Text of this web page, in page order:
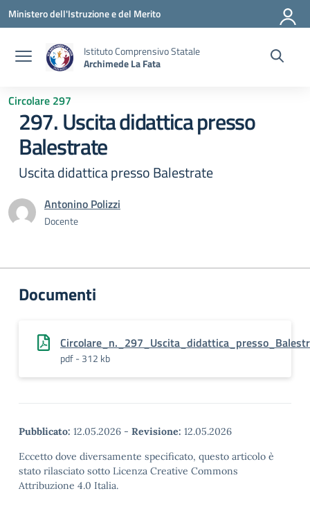
Vai ai contenuti
Vai al menu di navigazione
Vai al footer
Ministero dell'Istruzione e del Merito
Istituto Comprensivo Statale
Archimede La Fata
Circolare 297
297. Uscita didattica presso
Balestrate
Uscita didattica presso Balestrate
Antonino Polizzi
Docente
Documenti
pdf - 312 kb
Pubblicato: 12.05.2026 - Revisione: 12.05.2026
Eccetto dove diversamente specificato, questo articolo è
stato rilasciato sotto Licenza Creative Commons
Attribuzione 4.0 Italia.